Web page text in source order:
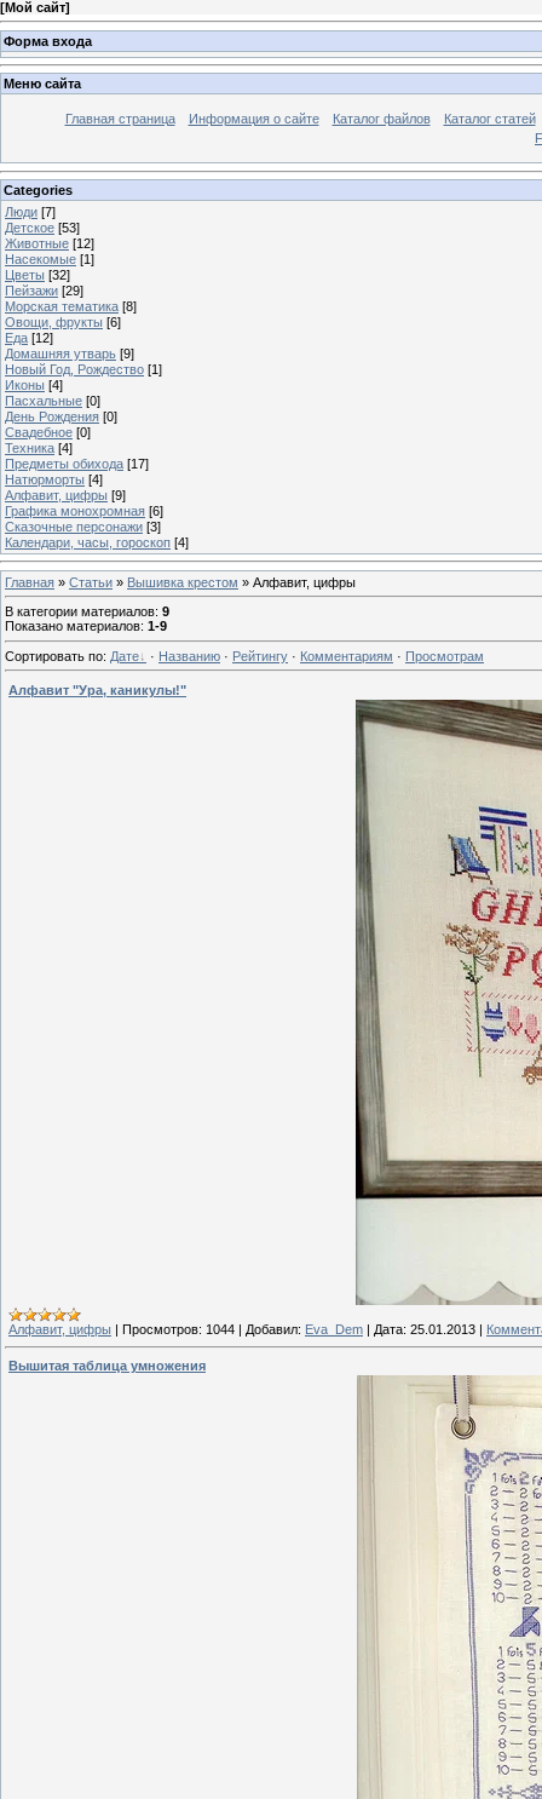
[Мой сайт]
Форма входа
Меню сайта
Главная страница Информация о сайте Каталог файлов
Каталог статей
Categories
Люди [7]
Детское [53]
Животные [12]
Насекомые [1]
Цветы [32]
Пейзажи [29]
Морская тематика [8]
Овощи, фрукты [6]
Еда [12]
Домашняя утварь [9]
Новый Год, Рождество [1]
Иконы [4]
Пасхальные [0]
День Рождения [0]
Свадебное [0]
Техника [4]
Предметы обихода [17]
Натюрморты [4]
Алфавит, цифры [9]
Графика монохромная [6]
Сказочные персонажи [3]
Календари, часы, гороскоп [4]
Главная » Статьи » Вышивка крестом » Алфавит, цифры
В категории материалов: 9
Показано материалов: 1-9
Сортировать по: Дате · Названию · Рейтингу · Комментариям · Просмотрам
Алфавит "Ура, каникулы!"
Алфавит, цифры | Просмотров: 1044 | Добавил: Eva_Dem | Дата: 25.01.2013 |
Вышитая таблица умножения